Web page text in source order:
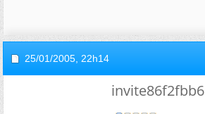
25/01/2005, 22h14
invite86f2fbb6